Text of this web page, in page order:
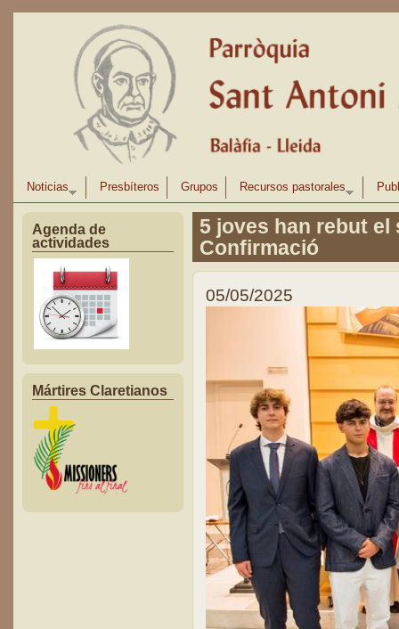
Pasar al contenido principal
Noticias Presbíteros Grupos Recursos pastorales
Agenda de
actividades
Mártires Claretianos
5 joves han rebut el
Confirmació
05/05/2025